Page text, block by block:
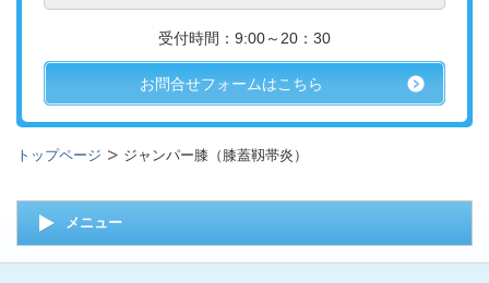
受付時間：9:00～20：30
お問合せフォームはこちら
トップページ ジャンパー膝（膝蓋靱帯炎）
メニュー